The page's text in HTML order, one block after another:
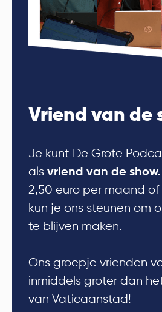
Vriend van de
Je kunt De Grote
alsvriend van de show.
2,50 euro per maand of
kun je ons steunen om
te blijven maken.
Ons groepje vrienden
inmiddels groter dan
van Vaticaanstad!